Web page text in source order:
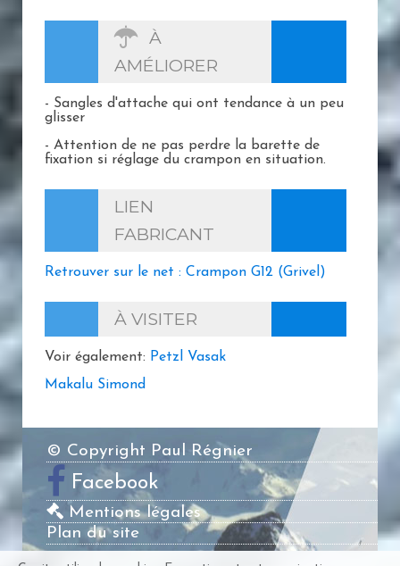
À
AMÉLIORER
- Sangles d'attache qui ont tendance à un peu
glisser
- Attention de ne pas perdre la barette de
fixation si réglage du crampon en situation.
LIEN
FABRICANT
Retrouver sur le net : Crampon G12 (Grivel)
À VISITER
Voir également: Petzl Vasak
Makalu Simond
© Copyright Paul Régnier
Facebook
Mentions légales
Plan du site